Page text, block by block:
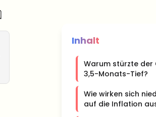
Inhalt
Warum stürzte der
3,5-Monats-Tief?
Wie wirken sich
auf die Inflation